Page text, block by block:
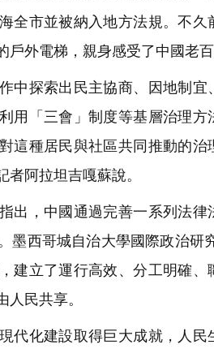
全市並被納入地方法規。不
外電梯，親身感受了中國老
中探索出民主協商、因地制
用「三會」制度等基層治理
這種居民與社區共同推動的
阿拉坦吉嘎蘇說。
出，中國通過完善一系列法律
墨西哥城自治大學國際政治研
建立了運行高效、分工明確
民共享。
代化建設取得巨大成就，人民